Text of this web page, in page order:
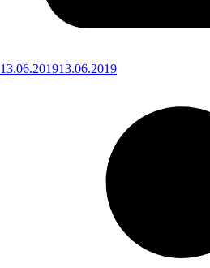
13.06.201913.06.2019